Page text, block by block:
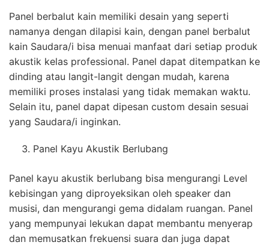
Panel berbalut kain memiliki desain yang seperti
namanya dengan dilapisi kain, dengan panel berbalut
kain Saudara/i bisa menuai manfaat dari setiap produk
akustik kelas professional. Panel dapat ditempatkan ke
dinding atau langit-langit dengan mudah, karena
memiliki proses instalasi yang tidak memakan waktu.
Selain itu, panel dapat dipesan custom desain sesuai
yang Saudara/i inginkan.
Panel Kayu Akustik Berlubang
Panel kayu akustik berlubang bisa mengurangi Level
kebisingan yang diproyeksikan oleh speaker dan
musisi, dan mengurangi gema didalam ruangan. Panel
yang mempunyai lekukan dapat membantu menyerap
dan memusatkan frekuensi suara dan juga dapat